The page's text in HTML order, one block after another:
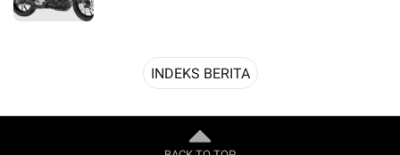
INDEKS BERITA